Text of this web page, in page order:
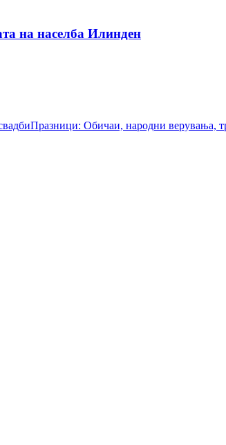
на населба Илинден
Празници: Обичаи, народни верувања,